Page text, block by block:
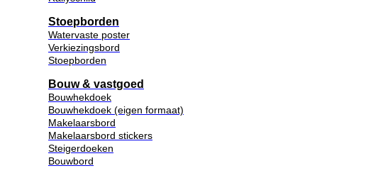
Stoepborden
Watervaste poster
Verkiezingsbord
Stoepborden
Bouw & vastgoed
Bouwhekdoek
Bouwhekdoek (eigen formaat)
Makelaarsbord
Makelaarsbord stickers
Steigerdoeken
Bouwbord